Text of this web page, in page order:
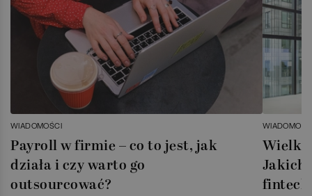
WIADOMOŚCI
Payroll w firmie – co to jest, jak
działa i czy warto go
outsourcować?
Jakich